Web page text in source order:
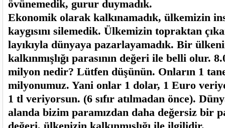
övünemedik, gurur duymadık.
Ekonomik olarak kalkınamadık, ülkemizin
kaygısını silemedik. Ülkemizin topraktan
layıkıyla dünyaya pazarlayamadık. Bir
kalkınmışlığı parasının değeri ile belli olur.
milyon nedir? Lütfen düşünün. Onların 1
milyonumuz. Yani onlar 1 dolar, 1 Euro
1 tl veriyorsun. (6 sıfır atılmadan önce).
alanda bizim paramızdan daha değersiz bir